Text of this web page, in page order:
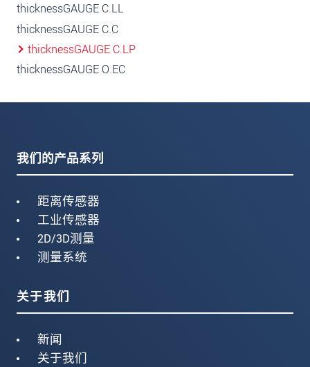
thicknessGAUGE C.LL
thicknessGAUGE C.C
thicknessGAUGE C.LP
thicknessGAUGE O.EC
我们的产品系列
距离传感器
工业传感器
2D/3D测量
测量系统
关于我们
新闻
关于我们